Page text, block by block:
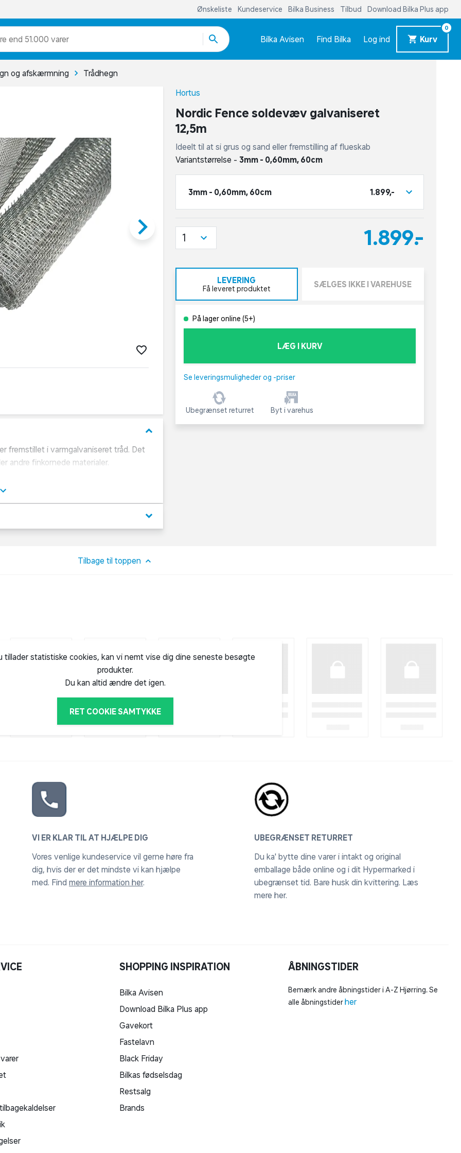
Ønskeliste Kundeservice Bilka Business Tilbud Download Bilka Plus app
end 51.000 varer Bilka Avisen Find Bilka Log ind Kurv
0
og afskærmning Trådhegn
keyboard_arrow_right
keyboard_arrow_down
fremstillet i varmgalvaniseret tråd. Det
andre finkornede materialer.
med net i stedet for glas i lågerne). Et
eller hvis kød skal lufttørres)
for et ultra fintmasket net – det kankeyboard_arrow_down
Hortus
Nordic Fence soldevæv galvaniseret
12,5m
Ideelt til at si grus og sand eller fremstilling af flueskab
Variantstørrelse -3mm - 0,60mm, 60cm
3mm - 0,60mm, 60cm 1.899,-
1.899,-
1
LEVERING
Få leveret produktet SÆLGES IKKE I VAREHUSE
På lager online (5+)
LÆG I KURV
Se leveringsmuligheder og -priser
Ubegrænset returret Byt i varehus
Tilbage til toppen
tillader statistiske cookies, kan vi nemt vise dig dine seneste besøgte
produkter.
Du kan altid ændre det igen.
RET COOKIE SAMTYKKE
VI ER KLAR TIL AT HJÆLPE DIG
Vores venlige kundeservice vil gerne høre fra
dig, hvis der er det mindste vi kan hjælpe
med. Find mere information her.
UBEGRÆNSET RETURRET
Du ka' bytte dine varer i intakt og original
emballage både online og i dit Hypermarked i
ubegrænset tid. Bare husk din kvittering. Læs
mere her.
SHOPPING INSPIRATION
Bilka Avisen
Download Bilka Plus app
Gavekort
Fastelavn
Black Friday
Bilkas fødselsdag
Restsalg
Brands
ÅBNINGSTIDER
Bemærk andre åbningstider i A-Z Hjørring. Se
alle åbningstiderher